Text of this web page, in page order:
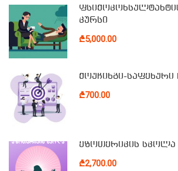
კურსი
₾5,000.00
ქოუჩინგი-საფეხური I
₾700.00
ეზოთერიკის სკოლა
₾2,700.00